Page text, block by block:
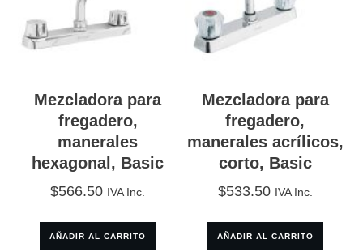
Mezcladora para
fregadero,
manerales
hexagonal, Basic
$566.50 IVA Inc.
AÑADIR AL CARRITO
Mezcladora para
fregadero,
manerales acrílicos,
corto, Basic
$533.50 IVA Inc.
AÑADIR AL CARRITO